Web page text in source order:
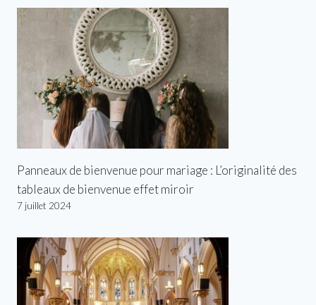
Panneaux de bienvenue pour mariage : L’originalité des
tableaux de bienvenue effet miroir
7 juillet 2024